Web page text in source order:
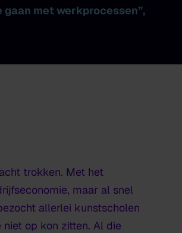
met werkprocessen”,
trokken. Met het
maar al snel
allerlei kunstscholen
op kon zitten. Al die